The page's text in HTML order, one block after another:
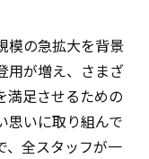
模の急拡大を背景
用が増え、さまざ
満足させるための
思いに取り組んで
、全スタッフが一